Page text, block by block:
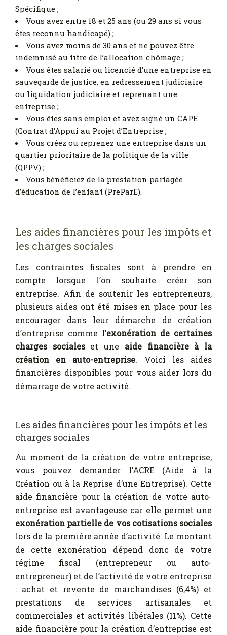
Spécifique ;
Vous avez entre 18 et 25 ans (ou 29 ans si vous
êtes reconnu handicapé) ;
Vous avez moins de 30 ans et ne pouvez être
indemnisé au titre de l’allocation chômage ;
Vous êtes salarié ou licencié d’une entreprise en
sauvegarde de justice, en redressement judiciaire
ou liquidation judiciaire et reprenant une
entreprise ;
Vous êtes sans emploi et avez signé un CAPE
(Contrat d’Appui au Projet d’Entreprise ;
Vous créez ou reprenez une entreprise dans un
quartier prioritaire de la politique de la ville
(QPPV) ;
Vous bénéficiez de la prestation partagée
d’éducation de l’enfant (PreParE).
Les aides financières pour les impôts et
les charges sociales
Les contraintes fiscales sont à prendre en
compte lorsque l’on souhaite créer son
entreprise. Afin de soutenir les entrepreneurs,
plusieurs aides ont été mises en place pour les
encourager dans leur démarche de création
d’entreprise comme l’exonération de certaines
charges socialeset une aide financière à la
création en auto-entreprise. Voici les aides
financières disponibles pour vous aider lors du
démarrage de votre activité.
Les aides financières pour les impôts et les
charges sociales
Au moment de la création de votre entreprise,
vous pouvez demander l’ACRE (Aide à la
Création ou à la Reprise d’une Entreprise). Cette
aide financière pour la création de votre auto-
entreprise est avantageuse car elle permet une
exonération partielle de vos cotisations sociales
lors de la première année d’activité. Le montant
de cette exonération dépend donc de votre
régime fiscal (entrepreneur ou auto-
entrepreneur) et de l’activité de votre entreprise
: achat et revente de marchandises (6,4%) et
prestations de services artisanales et
commerciales et activités libérales (11%). Cette
aide financière pour la création d’entreprise est